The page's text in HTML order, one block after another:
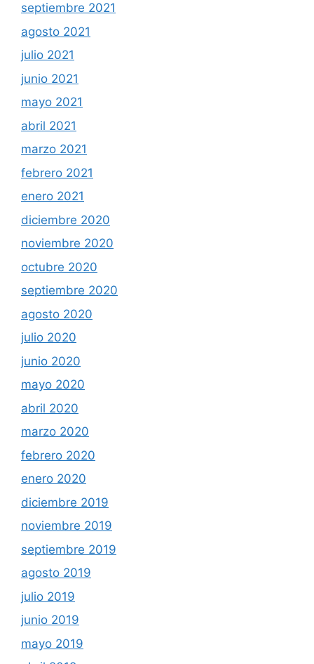
septiembre 2021
agosto 2021
julio 2021
junio 2021
mayo 2021
abril 2021
marzo 2021
febrero 2021
enero 2021
diciembre 2020
noviembre 2020
octubre 2020
septiembre 2020
agosto 2020
julio 2020
junio 2020
mayo 2020
abril 2020
marzo 2020
febrero 2020
enero 2020
diciembre 2019
noviembre 2019
septiembre 2019
agosto 2019
julio 2019
junio 2019
mayo 2019